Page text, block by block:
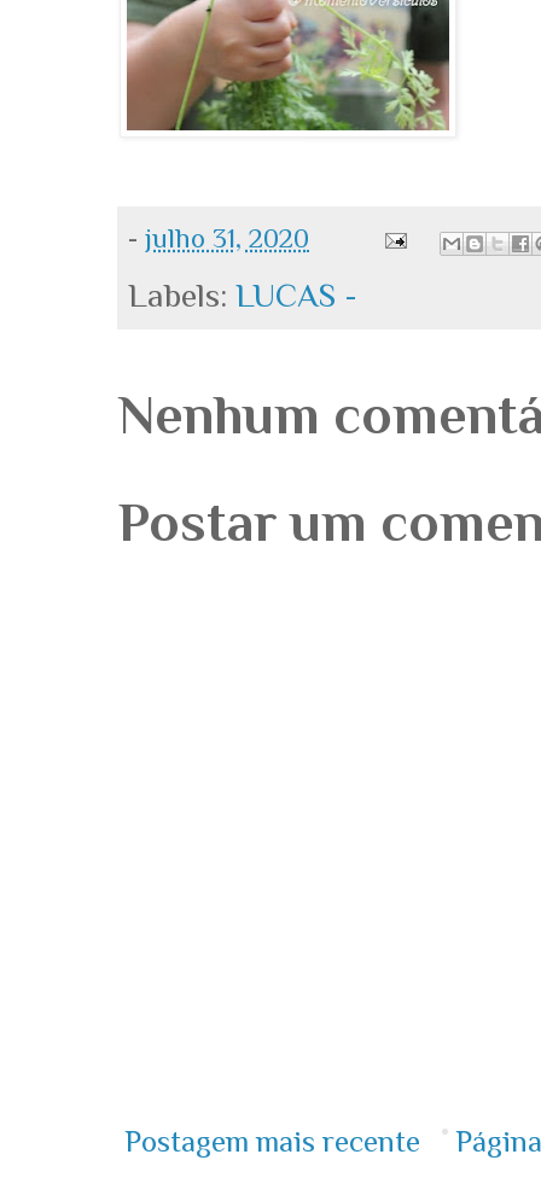
-julho 31, 2020
Labels:LUCAS -
Nenhum
Postar um
Postagem mais recente